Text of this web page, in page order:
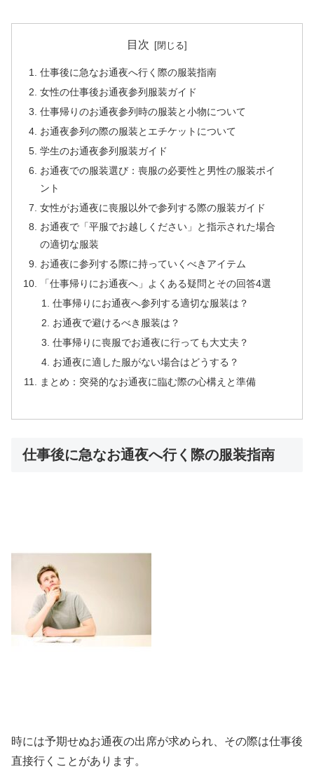
目次
仕事後に急なお通夜へ行く際の服装指南
女性の仕事後お通夜参列服装ガイド
仕事帰りのお通夜参列時の服装と小物について
お通夜参列の際の服装とエチケットについて
学生のお通夜参列服装ガイド
お通夜での服装選び：喪服の必要性と男性の服装ポイ
ント
女性がお通夜に喪服以外で参列する際の服装ガイド
お通夜で「平服でお越しください」と指示された場合
の適切な服装
お通夜に参列する際に持っていくべきアイテム
「仕事帰りにお通夜へ」よくある疑問とその回答4選
仕事帰りにお通夜へ参列する適切な服装は？
お通夜で避けるべき服装は？
仕事帰りに喪服でお通夜に行っても大丈夫？
お通夜に適した服がない場合はどうする？
まとめ：突発的なお通夜に臨む際の心構えと準備
仕事後に急なお通夜へ行く際の服装指南
時には予期せぬお通夜の出席が求められ、その際は仕事後
直接行くことがあります。